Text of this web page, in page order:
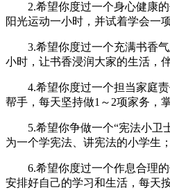
2.希望你度过一个身心健康的
阳光运动一小时，并试着学会一
3.希望你度过一个充满书香气
小时，让书香浸润大家的生活，
4.希望你度过一个担当家庭责
帮手，每天坚持做1～2项家务，
5.希望你争做一个“宪法小卫
为一个学宪法、讲宪法的小学生；
6.希望你度过一个作息合理的
安排好自己的学习和生活，每天